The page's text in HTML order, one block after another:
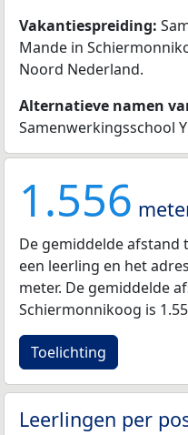
Vakantiespreiding:
Mande in
Noord Nederland.
Alternatieve namen
Samenwerkingsschool
1.556
De gemiddelde afstand
een leerling en het
meter. De gemiddelde
Schiermonnikoog is
Toelichting
Leerlingen per